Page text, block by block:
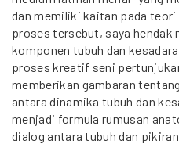
dan memiliki kaitan pada
proses tersebut, saya hendak
komponen tubuh dan
proses kreatif seni
memberikan gambaran
antara dinamika tubuh dan
menjadi formula rumusan
dialog antara tubuh dan